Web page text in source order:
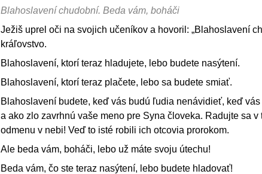
Blahoslavení chudobní. Beda vám, boháči
Ježiš uprel oči na svojich učeníkov a hovoril: „Blahoslavení
kráľovstvo.
Blahoslavení, ktorí teraz hladujete, lebo budete nasýtení.
Blahoslavení, ktorí teraz plačete, lebo sa budete smiať.
Blahoslavení budete, keď vás budú ľudia nenávidieť, keď
a ako zlo zavrhnú vaše meno pre Syna človeka. Radujte sa
odmenu v nebi! Veď to isté robili ich otcovia prorokom.
Ale beda vám, boháči, lebo už máte svoju útechu!
Beda vám, čo ste teraz nasýtení, lebo budete hladovať!